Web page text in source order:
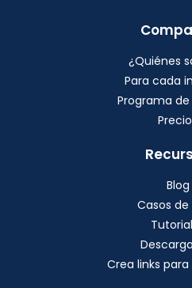
¿Quiénes
Para cada
Programa
Blog
Casos
Crea links